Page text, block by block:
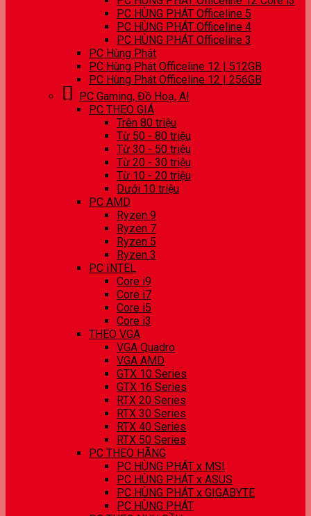
PC HÙNG PHÁT Officeline 5
PC HÙNG PHÁT Officeline 4
PC HÙNG PHÁT Officeline 3
PC Hùng Phát
PC Hùng Phát Officeline 12 | 512GB
PC Hùng Phát Officeline 12 | 256GB
PC Gaming, Đồ Hoạ, AI
PC THEO GIÁ
Trên 80 triệu
Từ 50 - 80 triệu
Từ 30 - 50 triệu
Từ 20 - 30 triệu
Từ 10 - 20 triệu
Dưới 10 triệu
PC AMD
Ryzen 9
Ryzen 7
Ryzen 5
Ryzen 3
PC INTEL
Core i9
Core i7
Core i5
Core i3
THEO VGA
VGA Quadro
VGA AMD
GTX 10 Series
GTX 16 Series
RTX 20 Series
RTX 30 Series
RTX 40 Series
RTX 50 Series
PC THEO HÃNG
PC HÙNG PHÁT x MSI
PC HÙNG PHÁT x ASUS
PC HÙNG PHÁT x GIGABYTE
PC HÙNG PHÁT